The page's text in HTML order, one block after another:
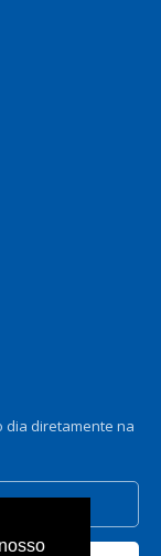
dia diretamente na